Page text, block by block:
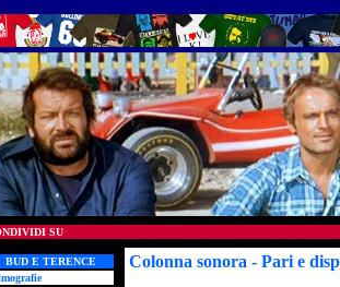
SU
BUD E TERENCE
Colonna sonora - Pari e